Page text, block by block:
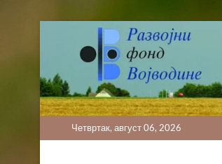
Четвртак, август 06, 2026